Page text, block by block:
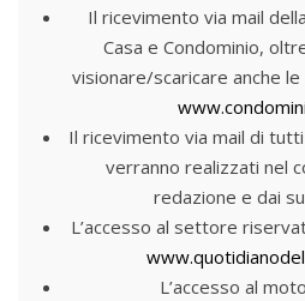
Il ricevimento via mail
Casa e Condominio,
visionare/scaricare anche
Il ricevimento via mail di
verranno realizzati nel
redazione e dai
L’accesso al settore
L’accesso al